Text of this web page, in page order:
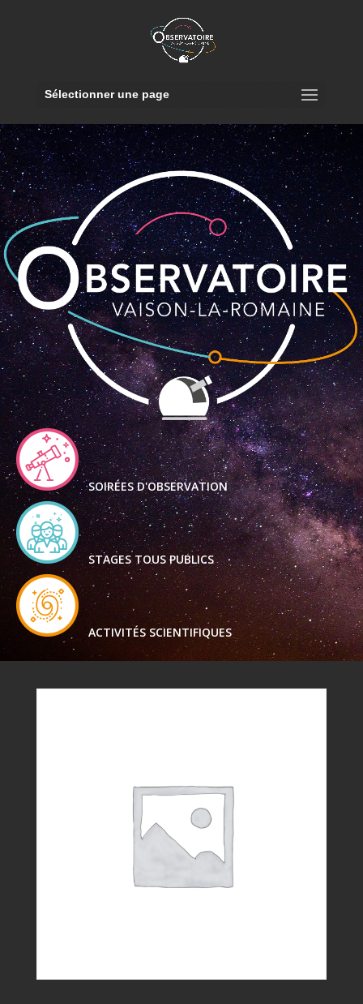
Sélectionner une page
SOIRÉES D'OBSERVATION
STAGES TOUS PUBLICS
ACTIVITÉS SCIENTIFIQUES